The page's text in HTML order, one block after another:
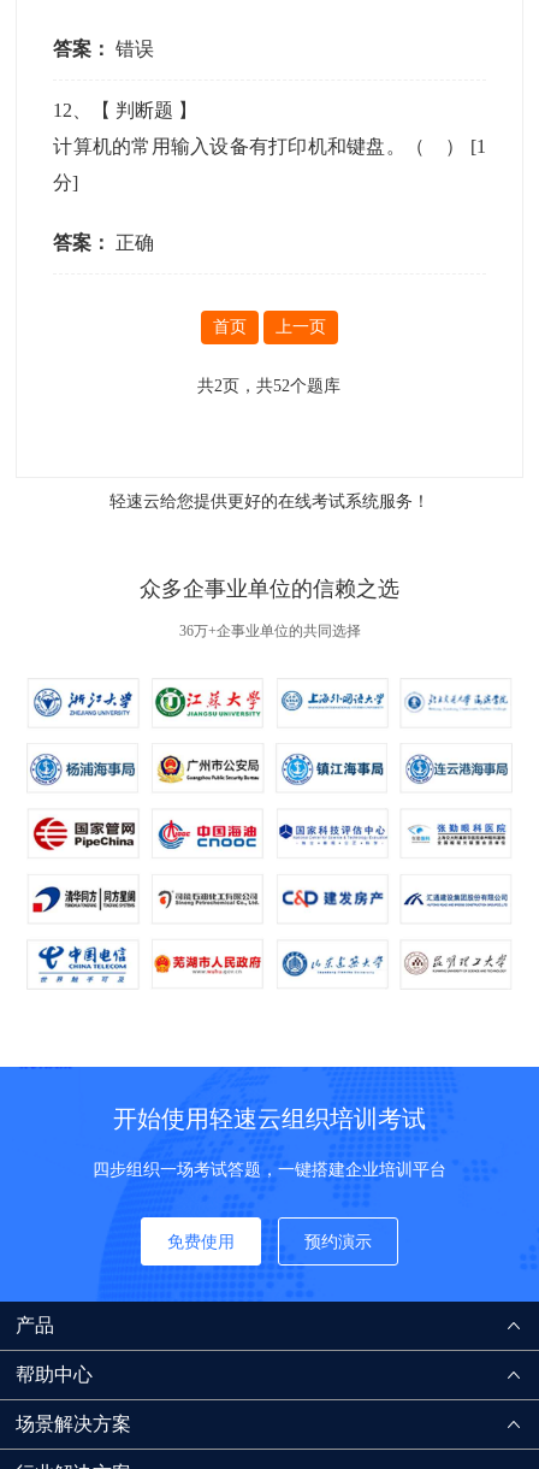
答案： 错误
12 、【 判断题 】
计算机的常用输入设备有打印机和键盘。（ ） [1
分]
答案： 正确
首页 上一页
共2页，共52个题库
轻速云给您提供更好的在线考试系统服务！
众多企事业单位的信赖之选
36万+企事业单位的共同选择
开始使用轻速云组织培训考试
四步组织一场考试答题，一键搭建企业培训平台
免费使用 预约演示
产品
帮助中心
场景解决方案